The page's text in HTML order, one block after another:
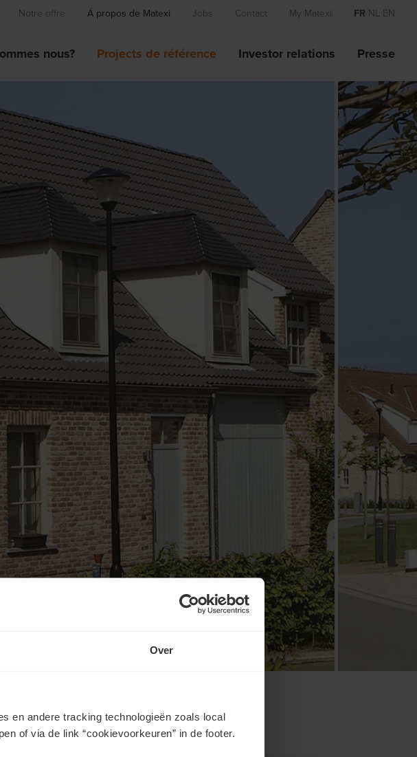
Over
en andere tracking technologieën zoals local
of via de link “cookievoorkeuren” in de footer.
Notre offre Á propos de Matexi Jobs Contact My Matexi FR NL EN
nous? Projects de référence Investor relations Presse